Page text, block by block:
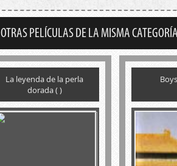
OTRAS PELÍCULAS DE LA MISMA
La leyenda de la perla
dorada ( )